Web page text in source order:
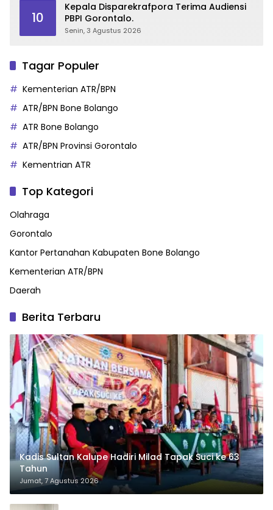
10
Kepala Disparekrafpora Terima Audiensi
PBPI Gorontalo.
Senin, 3 Agustus 2026
Tagar Populer
Kementerian ATR/BPN
ATR/BPN Bone Bolango
ATR Bone Bolango
ATR/BPN Provinsi Gorontalo
Kementrian ATR
Top Kategori
Olahraga
Gorontalo
Kantor Pertanahan Kabupaten Bone Bolango
Kementerian ATR/BPN
Daerah
Berita Terbaru
Kadis Sultan Kalupe Hadiri Milad Tapak Suci ke 63
Tahun
Jumat, 7 Agustus 2026